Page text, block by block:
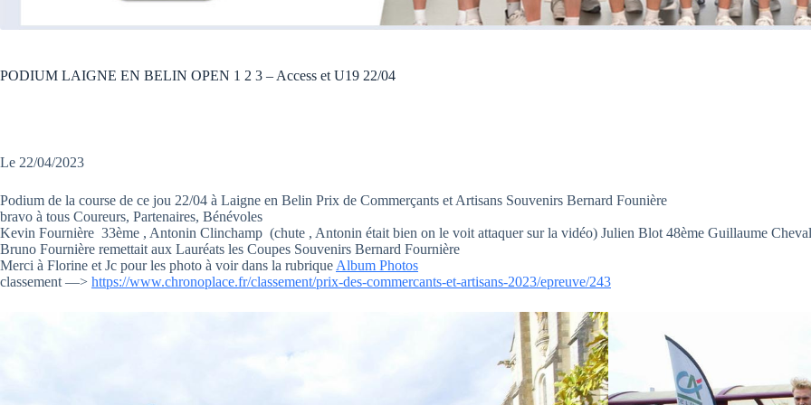
PODIUM LAIGNE EN BELIN OPEN 1 2 3 – Access et U19 22/04
Le 22/04/2023
Podium de la course de ce jou 22/04 à Laigne en Belin Prix de Commerçants et Artisans Souvenirs Bernard Founière
bravo à tous Coureurs, Partenaires, Bénévoles
Kevin Fournière 33ème , Antonin Clinchamp (chute , Antonin était bien on le voit attaquer sur la vidéo) Julien Blot 48ème Guillaume
Bruno Fournière remettait aux Lauréats les Coupes Souvenirs Bernard Fournière
Merci à Florine et Jc pour les photo à voir dans la rubrique Album Photos
classement —> https://www.chronoplace.fr/classement/prix-des-commercants-et-artisans-2023/epreuve/243